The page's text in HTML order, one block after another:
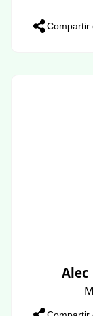
Compartir
Alec